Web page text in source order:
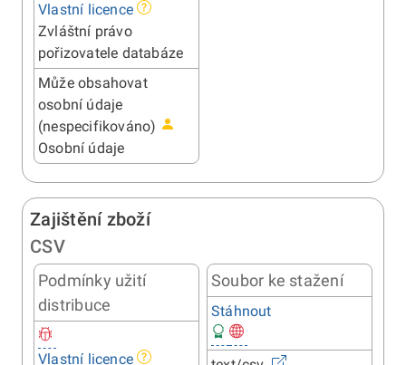
Vlastní licence
Zvláštní právo
pořizovatele databáze
Může obsahovat
osobní údaje
(nespecifikováno)
Osobní údaje
Zajištění zboží
CSV
Podmínky užití
distribuce
Vlastní licence
Soubor ke stažení
Stáhnout